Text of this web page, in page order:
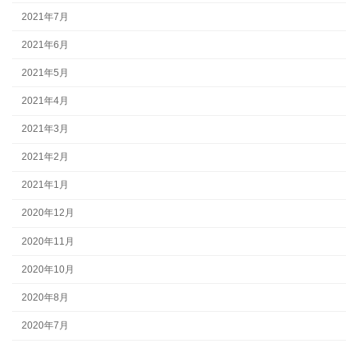
2021年7月
2021年6月
2021年5月
2021年4月
2021年3月
2021年2月
2021年1月
2020年12月
2020年11月
2020年10月
2020年8月
2020年7月